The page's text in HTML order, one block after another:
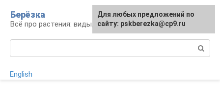
контенту
Берёзка
Всё про растения: виды, выращивание, уход
English
Для любых предложений по
сайту: pskberezka@cp9.ru